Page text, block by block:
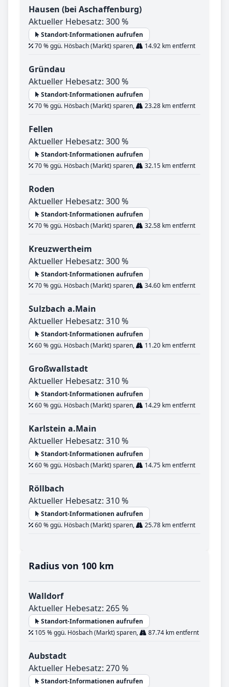
Hausen (bei Aschaffenburg)
Aktueller Hebesatz: 300 %
Standort-Informationen aufrufen
70 % ggü. Hösbach (Markt) sparen,
14.92 km entfernt
Gründau
Aktueller Hebesatz: 300 %
Standort-Informationen aufrufen
70 % ggü. Hösbach (Markt) sparen,
23.28 km entfernt
Fellen
Aktueller Hebesatz: 300 %
Standort-Informationen aufrufen
70 % ggü. Hösbach (Markt) sparen,
32.15 km entfernt
Roden
Aktueller Hebesatz: 300 %
Standort-Informationen aufrufen
70 % ggü. Hösbach (Markt) sparen,
32.58 km entfernt
Kreuzwertheim
Aktueller Hebesatz: 300 %
Standort-Informationen aufrufen
70 % ggü. Hösbach (Markt) sparen,
34.60 km entfernt
Sulzbach a.Main
Aktueller Hebesatz: 310 %
Standort-Informationen aufrufen
60 % ggü. Hösbach (Markt) sparen,
11.20 km entfernt
Großwallstadt
Aktueller Hebesatz: 310 %
Standort-Informationen aufrufen
60 % ggü. Hösbach (Markt) sparen,
14.29 km entfernt
Karlstein a.Main
Aktueller Hebesatz: 310 %
Standort-Informationen aufrufen
60 % ggü. Hösbach (Markt) sparen,
14.75 km entfernt
Röllbach
Aktueller Hebesatz: 310 %
Standort-Informationen aufrufen
60 % ggü. Hösbach (Markt) sparen,
25.78 km entfernt
Radius von 100 km
Walldorf
Aktueller Hebesatz: 265 %
Standort-Informationen aufrufen
105 % ggü. Hösbach (Markt) sparen,
87.74 km entfernt
Aubstadt
Aktueller Hebesatz: 270 %
Standort-Informationen aufrufen